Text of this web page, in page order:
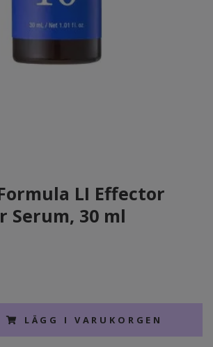
LI Effector
Serum, 30 ml
LÄGG I VARUKORGEN